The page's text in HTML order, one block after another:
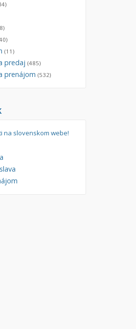
Súkromná inzercia
RK
(11)
predaj (485)
prenájom (532)
na slovenskom webe!